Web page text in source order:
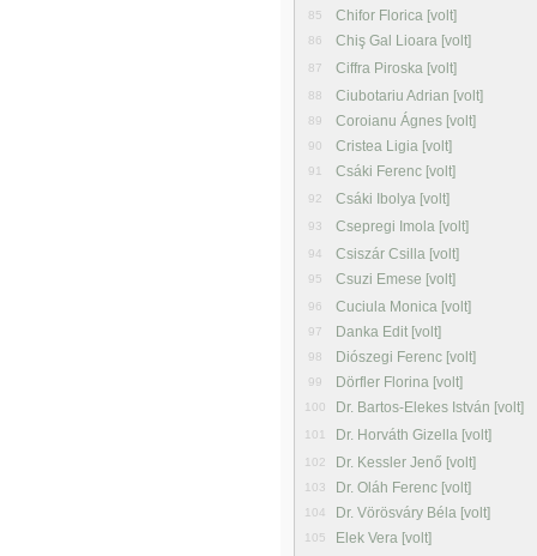
85 Chifor Florica [volt]
86 Chiş Gal Lioara [volt]
87 Ciffra Piroska [volt]
88 Ciubotariu Adrian [volt]
89 Coroianu Ágnes [volt]
90 Cristea Ligia [volt]
91 Csáki Ferenc [volt]
92 Csáki Ibolya [volt]
93 Csepregi Imola [volt]
94 Csiszár Csilla [volt]
95 Csuzi Emese [volt]
96 Cuciula Monica [volt]
97 Danka Edit [volt]
98 Diószegi Ferenc [volt]
99 Dörfler Florina [volt]
100 Dr. Bartos-Elekes István [volt]
101 Dr. Horváth Gizella [volt]
102 Dr. Kessler Jenő [volt]
103 Dr. Oláh Ferenc [volt]
104 Dr. Vörösváry Béla [volt]
105 Elek Vera [volt]